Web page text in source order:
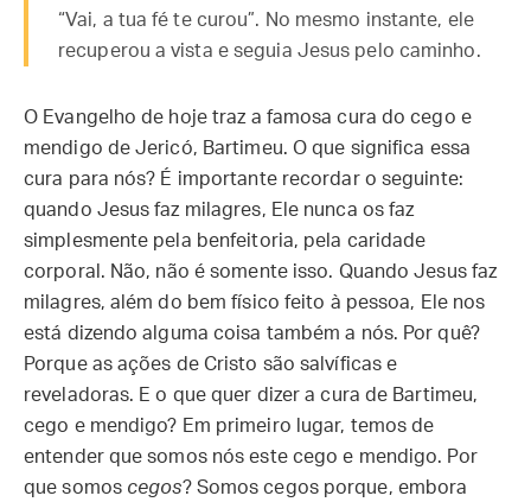
“Vai, a tua fé te curou”. No mesmo instante, ele
recuperou a vista e seguia Jesus pelo caminho.
O Evangelho de hoje traz a famosa cura do cego e
mendigo de Jericó, Bartimeu. O que significa essa
cura para nós? É importante recordar o seguinte:
quando Jesus faz milagres, Ele nunca os faz
simplesmente pela benfeitoria, pela caridade
corporal. Não, não é somente isso. Quando Jesus faz
milagres, além do bem físico feito à pessoa, Ele nos
está dizendo alguma coisa também a nós. Por quê?
Porque as ações de Cristo são salvíficas e
reveladoras. E o que quer dizer a cura de Bartimeu,
cego e mendigo? Em primeiro lugar, temos de
entender que somos nós este cego e mendigo. Por
que somos cegos? Somos cegos porque, embora